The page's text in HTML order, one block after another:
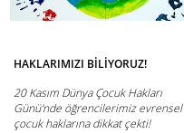
HAKLARIMIZI BİLİYORUZ!
20 Kasım Dünya Çocuk Hakları
Günü'nde öğrencilerimiz evrensel
çocuk haklarına dikkat çekti!